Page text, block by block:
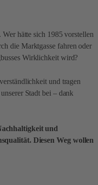
hätte sich 1985 vorstellen
die Marktgasse fahren oder
Wirklichkeit wird?
und tragen
Stadt bei – dank
und
Diesen Weg wollen